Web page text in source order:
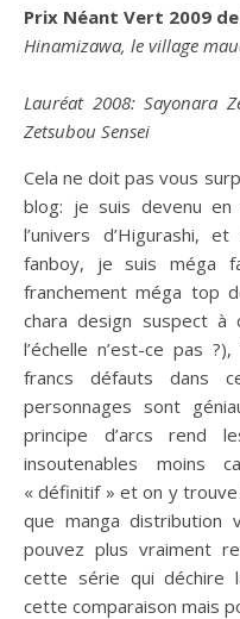
Prix Néant Vert 2009
Hinamizawa, le village
Lauréat 2008: Sayonara
Zetsubou Sensei
Cela ne doit pas vous
blog: je suis devenu
l’univers d’Higurashi,
fanboy, je suis méga
franchement méga top
chara design suspect à
l’échelle n’est-ce pas
francs défauts dans
personnages sont
principe d’arcs rend
insoutenables moins
« définitif » et on y
que manga distribution
pouvez plus vraiment
cette série qui déchire
cette comparaison mais